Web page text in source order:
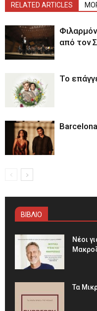
RELATED ARTICLES
από τον
Το
Barcelona
ΒΙΒΛΙΟ
Νέοι
Τα